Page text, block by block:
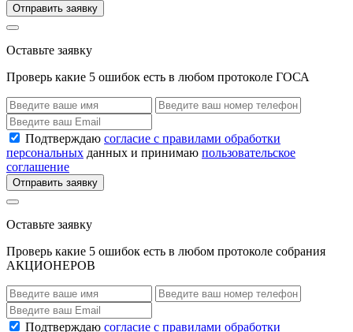
Отправить заявку
Оставьте заявку
Проверь какие 5 ошибок есть в любом протоколе ГОСА
Подтверждаю согласие с правилами обработки
персональных данных и принимаю пользовательское
соглашение
Отправить заявку
Оставьте заявку
Проверь какие 5 ошибок есть в любом протоколе собрания
АКЦИОНЕРОВ
Подтверждаю согласие с правилами обработки